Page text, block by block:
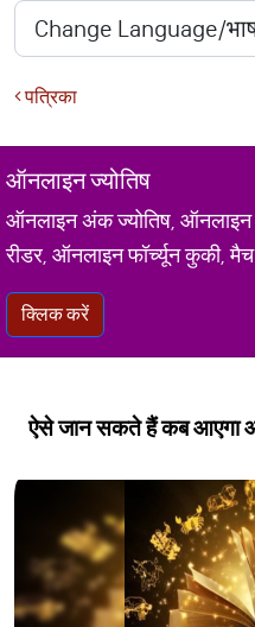
पत्रिका
ऑनलाइन ज्योतिष
ऑनलाइन अंक ज्योतिष, ऑनलाइन
रीडर, ऑनलाइन फॉर्च्यून कुकी,
क्लिक करें
ऐसे जान सकते हैं कब आएगा